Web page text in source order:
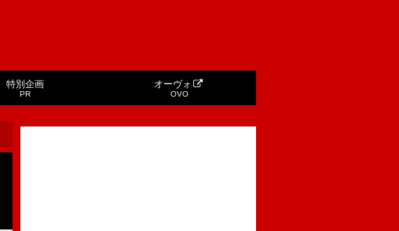
特別企画
PR
オーヴォ
OVO